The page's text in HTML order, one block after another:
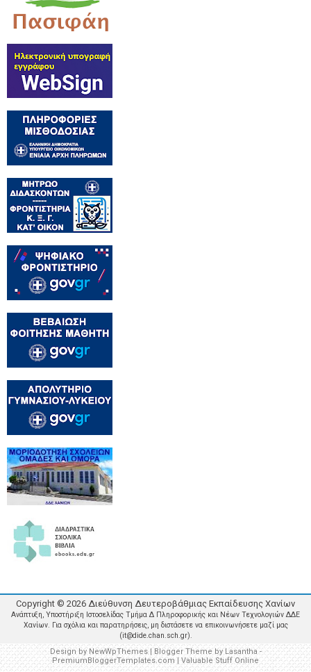
Copyright © 2026 Διεύθυνση Δευτεροβάθμιας Εκπαίδευσης Χανίων
Ανάπτυξη, Υποστήριξη Ιστοσελίδας Τμήμα Δ Πληροφορικής και Νέων Τεχνολογιών ΔΔΕ
Χανίων. Για σχόλια και παρατηρήσεις, μη διστάσετε να επικοινωνήσετε μαζί μας
(it@dide.chan.sch.gr).
Design byNewWpThemes| Blogger Theme byLasantha -
PremiumBloggerTemplates.com | Valuable Stuff Online